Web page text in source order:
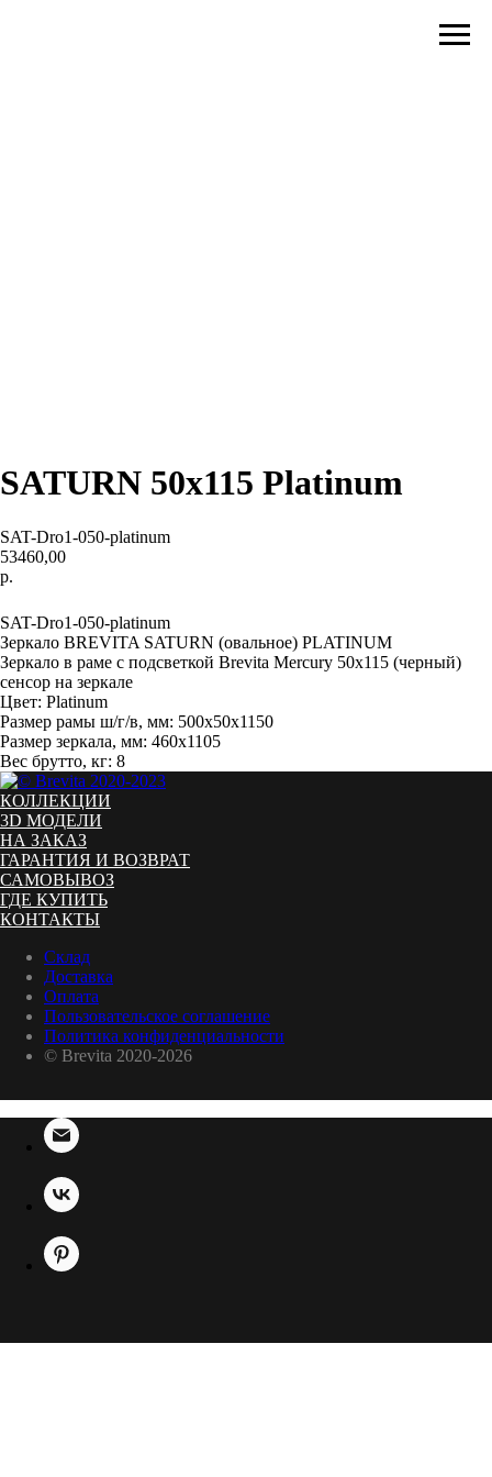
SATURN 50x115 Platinum
SAT-Dro1-050-platinum
53460,00
р.
SAT-Dro1-050-platinum
Зеркало BREVITA SATURN (овальное) PLATINUM
Зеркало в раме с подсветкой Brevita Mercury 50x115 (черный)
сенсор на зеркале
Цвет: Platinum
Размер рамы ш/г/в, мм: 500x50x1150
Размер зеркала, мм: 460x1105
Вес брутто, кг: 8
КОЛЛЕКЦИИ
3D МОДЕЛИ
НА ЗАКАЗ
ГАРАНТИЯ И ВОЗВРАТ
САМОВЫВОЗ
ГДЕ КУПИТЬ
КОНТАКТЫ
Склад
Доставка
Оплата
Пользовательское соглашение
Политика конфиденциальности
© Brevita 2020-2026